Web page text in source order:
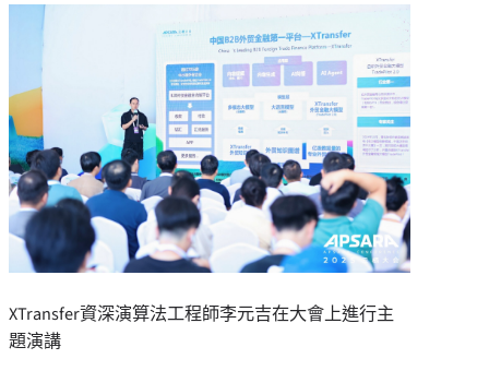
XTransfer資深演算法工程師李元吉在大會上進行主
題演講